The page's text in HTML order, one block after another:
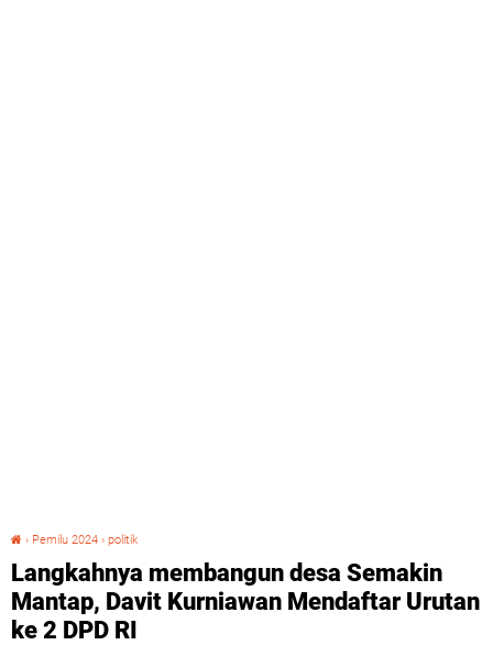
› Pemilu 2024 › politik
Langkahnya membangun desa Semakin
Mantap, Davit Kurniawan Mendaftar Urutan
ke 2 DPD RI